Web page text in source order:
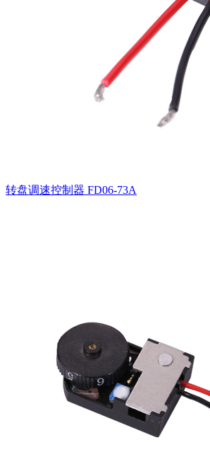
转盘调速控制器 FD06-73A